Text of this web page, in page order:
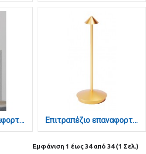
Επιτραπέζιο επαναφορτιζόμενο φωτιστικό 3CCT σε χρυσή απόχρωση (3067-golden) Επιτραπέζιο επαναφορτιζόμενο φωτιστικό 3CCT σε χρυσή απόχρωση (3068-golden)
Εμφάνιση 1 έως 34 από 34 (1 Σελ.)